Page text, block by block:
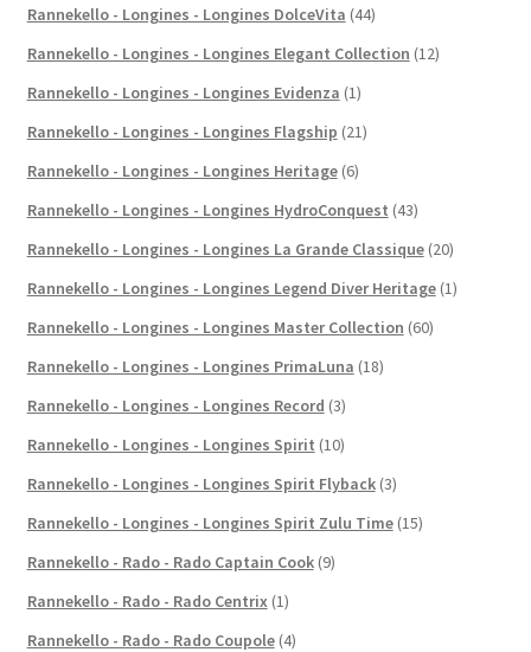
Rannekello - Longines - Longines DolceVita (44)
Rannekello - Longines - Longines Elegant Collection (12)
Rannekello - Longines - Longines Evidenza (1)
Rannekello - Longines - Longines Flagship (21)
Rannekello - Longines - Longines Heritage (6)
Rannekello - Longines - Longines HydroConquest (43)
Rannekello - Longines - Longines La Grande Classique (20)
Rannekello - Longines - Longines Legend Diver Heritage (1)
Rannekello - Longines - Longines Master Collection (60)
Rannekello - Longines - Longines PrimaLuna (18)
Rannekello - Longines - Longines Record (3)
Rannekello - Longines - Longines Spirit (10)
Rannekello - Longines - Longines Spirit Flyback (3)
Rannekello - Longines - Longines Spirit Zulu Time (15)
Rannekello - Rado - Rado Captain Cook (9)
Rannekello - Rado - Rado Centrix (1)
Rannekello - Rado - Rado Coupole (4)